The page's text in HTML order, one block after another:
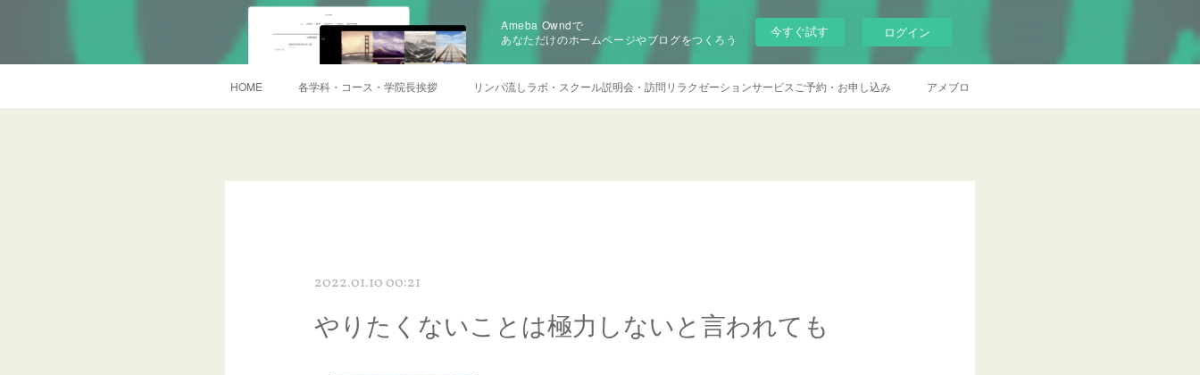
Ameba Owndで
あなただけのホームページやブログをつくろう
今すぐ試す ログイン
HOME 各学科・コース・学院長挨拶 リンパ流しラボ・スクール説明会・訪問リラクゼーションサービスご予約・お申し込み アメブロ
2022.01.10 00:21
やりたくないことは極力しないと言われても